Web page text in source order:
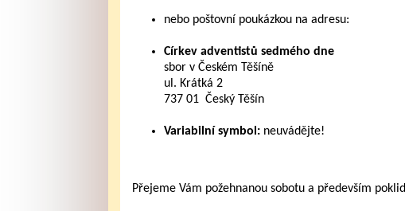
nebo poštovní poukázkou na adresu:
Církev adventistů sedmého dne
sbor v Českém Těšíně
ul. Krátká 2
737 01 Český Těšín
Variabilní symbol: neuvádějte!
Přejeme Vám požehnanou sobotu a především